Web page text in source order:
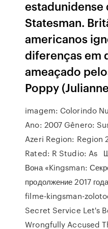
estadunidense
Statesman.
americanos
diferenças em
ameaçado
Poppy
imagem: Colorindo
Ano: 2007 Gênero:
Azeri Region: Region
Rated: R Studio: As
Вона «Kingsman:
продолжение 2017
filme-kingsman-
Secret Service Let's
Wrongfully Accused